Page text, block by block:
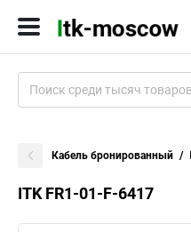
Кабель бронированный
ITK FR1-01-F-6417